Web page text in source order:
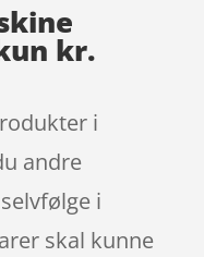
kr.
i
andre
i
skal kunne